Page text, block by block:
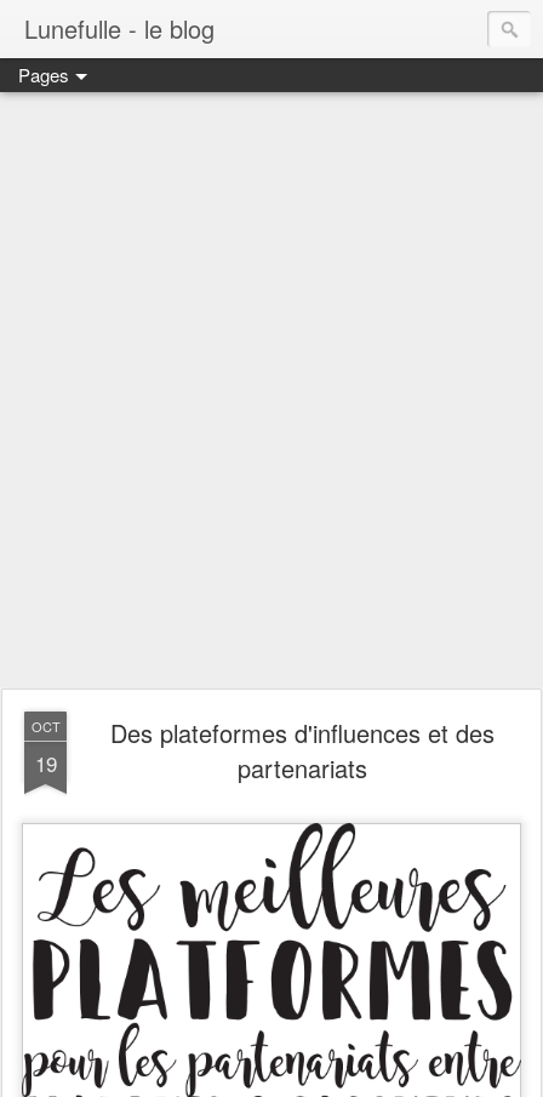
Lunefulle - le blog
Pages
OCT
19
Des plateformes d'influences et des
partenariats